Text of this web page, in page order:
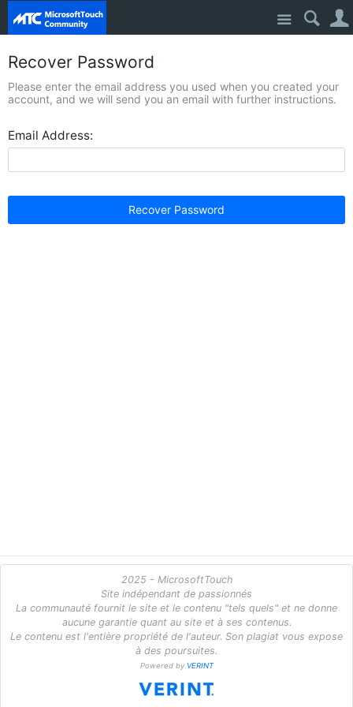
Site
Recover Password
Please enter the email address you used when you created your
account, and we will send you an email with further instructions.
Email Address:
Recover Password
2025 - MicrosoftTouch
Site indépendant de passionnés
La communauté fournit le site et le contenu "tels quels" et ne donne
aucune garantie quant au site et à ses contenus.
Le contenu est l'entière propriété de l'auteur. Son plagiat vous expose
à des poursuites.
Powered by VERINT